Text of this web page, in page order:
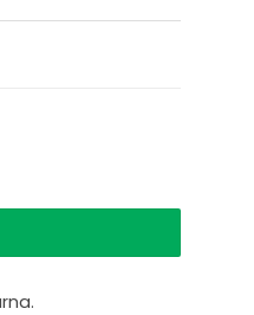
Palawan cantidad